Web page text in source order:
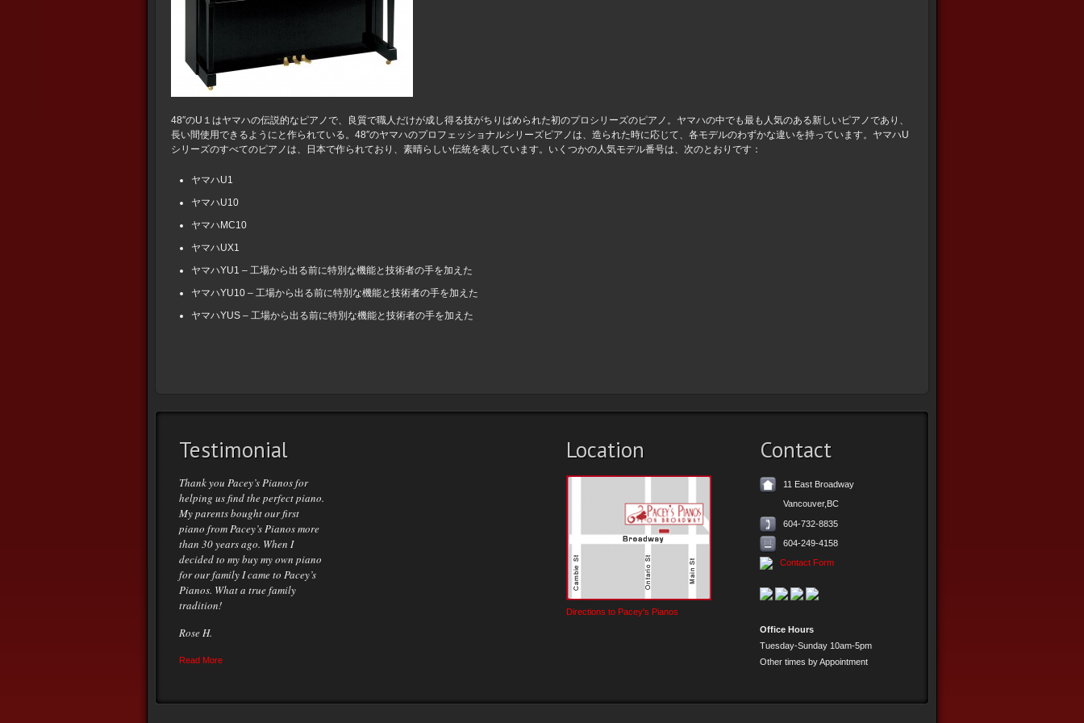
48″のU１はヤマハの伝説的なピアノで、良質で職人だけが成し得る技がちりばめられた初のプロシリーズのピアノ。ヤマハの中でも最も人気のある新しいピアノであり、
長い間使用できるようにと作られている。48″のヤマハのプロフェッショナルシリーズピアノは、造られた時に応じて、各モデルのわずかな違いを持っています。ヤマハU
シリーズのすべてのピアノは、日本で作られており、素晴らしい伝統を表しています。いくつかの人気モデル番号は、次のとおりです：
ヤマハU1
ヤマハU10
ヤマハMC10
ヤマハUX1
ヤマハYU1 – 工場から出る前に特別な機能と技術者の手を加えた
ヤマハYU10 – 工場から出る前に特別な機能と技術者の手を加えた
ヤマハYUS – 工場から出る前に特別な機能と技術者の手を加えた
Testimonial
Thank you Pacey’s Pianos for
helping us find the perfect piano.
My parents bought our first
piano from Pacey’s Pianos more
than 30 years ago. When I
decided to my buy my own piano
for our family I came to Pacey’s
Pianos. What a true family
tradition!
Rose H.
Read More
Location
Directions to Pacey's Pianos
Contact
11 East Broadway
Vancouver,BC
604-732-8835
604-249-4158
Contact Form
Office Hours
Tuesday-Sunday 10am-5pm
Other times by Appointment